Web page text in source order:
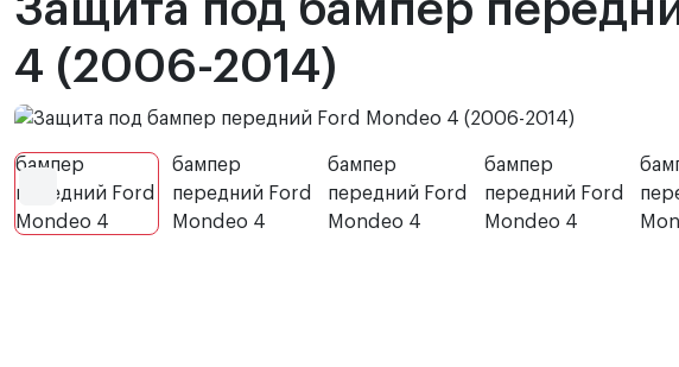
Защита под бампер
4 (2006-2014)